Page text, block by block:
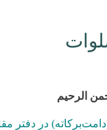
الرحیم
در